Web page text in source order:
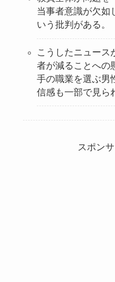
当事者意識が欠如
いう批判がある。
こうしたニュース
者が減ることへの
手の職業を選ぶ男
信感も一部で見ら
スポン